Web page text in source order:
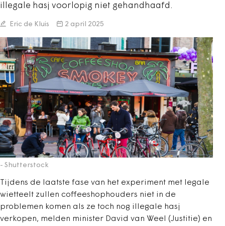
illegale hasj voorlopig niet gehandhaafd.
Eric de Kluis 2 april 2025
- Shutterstock
Tijdens de laatste fase van het experiment met legale
wietteelt zullen coffeeshophouders niet in de
problemen komen als ze toch nog illegale hasj
verkopen, melden minister David van Weel (Justitie) en